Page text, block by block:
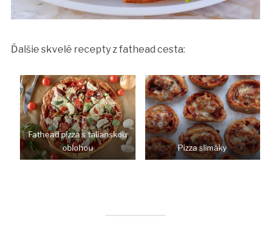
Ďalšie skvelé recepty z fathead cesta:
Fathead pizza s talianskou
oblohou
Pizza slimáky